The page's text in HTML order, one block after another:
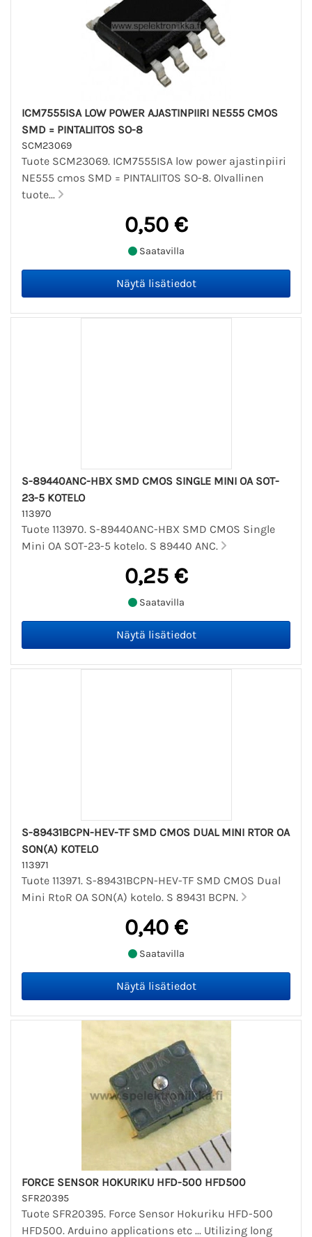
ICM7555ISA LOW POWER AJASTINPIIRI NE555 CMOS
SMD = PINTALIITOS SO-8
SCM23069
Tuote SCM23069. ICM7555ISA low power ajastinpiiri
NE555 cmos SMD = PINTALIITOS SO-8. OIvallinen
tuote...
0,50 €
Saatavilla
S-89440ANC-HBX SMD CMOS SINGLE MINI OA SOT-
23-5 KOTELO
113970
Tuote 113970. S-89440ANC-HBX SMD CMOS Single
Mini OA SOT-23-5 kotelo. S 89440 ANC.
0,25 €
Saatavilla
S-89431BCPN-HEV-TF SMD CMOS DUAL MINI RTOR OA
SON(A) KOTELO
113971
Tuote 113971. S-89431BCPN-HEV-TF SMD CMOS Dual
Mini RtoR OA SON(A) kotelo. S 89431 BCPN.
0,40 €
Saatavilla
FORCE SENSOR HOKURIKU HFD-500 HFD500
SFR20395
Tuote SFR20395. Force Sensor Hokuriku HFD-500
HFD500. Arduino applications etc ... Utilizing long